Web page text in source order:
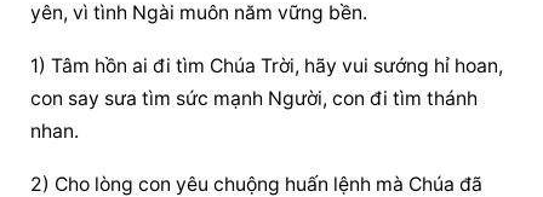
yên, vì tình Ngài muôn năm vững bền.
1) Tâm hồn ai đi tìm Chúa Trời, hãy vui sướng hỉ hoan,
con say sưa tìm sức mạnh Người, con đi tìm thánh
nhan.
2) Cho lòng con yêu chuộng huấn lệnh mà Chúa đã